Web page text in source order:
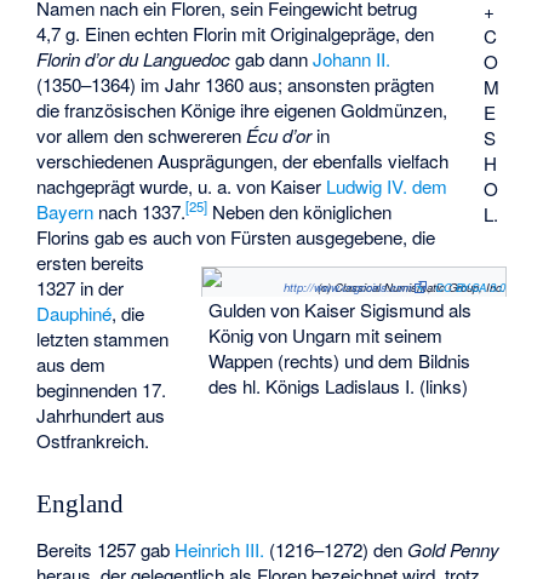
+
C
O
M
E
S
H
O
L.
(c) Classical Numismatic Group, Inc.
http://www.cngcoins.com ,CC BY-SA 3.0
Gulden von Kaiser Sigismund als
König von Ungarn mit seinem
Wappen (rechts) und dem Bildnis
des hl. Königs Ladislaus I. (links)
Namen nach ein Floren, sein Feingewicht betrug
4,7 g. Einen echten Florin mit Originalgepräge, den
Florin d’or du Languedocgab dannJohann II.
(1350–1364) im Jahr 1360 aus; ansonsten prägten
die französischen Könige ihre eigenen Goldmünzen,
vor allem den schwereren Écu d’orin
verschiedenen Ausprägungen, der ebenfalls vielfach
nachgeprägt wurde, u. a. von Kaiser Ludwig IV. dem
Bayern nach 1337.[25] Neben den königlichen
Florins gab es auch von Fürsten ausgegebene, die
ersten bereits
1327 in der
Dauphiné, die
letzten stammen
aus dem
beginnenden 17.
Jahrhundert aus
Ostfrankreich.
England
Bereits 1257 gab Heinrich III. (1216–1272) den Gold Penny